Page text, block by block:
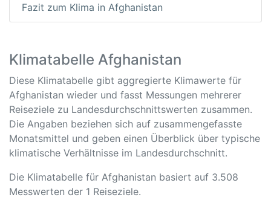
Fazit zum Klima in Afghanistan
Klimatabelle Afghanistan
Diese Klimatabelle gibt aggregierte Klimawerte für
Afghanistan wieder und fasst Messungen mehrerer
Reiseziele zu Landesdurchschnittswerten zusammen.
Die Angaben beziehen sich auf zusammengefasste
Monatsmittel und geben einen Überblick über typische
klimatische Verhältnisse im Landesdurchschnitt.
Die Klimatabelle für Afghanistan basiert auf 3.508
Messwerten der 1 Reiseziele.